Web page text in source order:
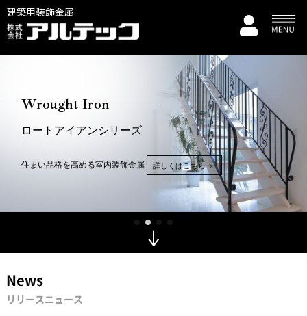
建築用装飾金属
Wrought Iron
ロートアイアンシリーズ
住まい品格を高める室内装飾金属 詳しくはこちら ＞
News
リリースニュース